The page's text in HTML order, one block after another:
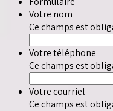
Votre nom
Ce champs est
Votre téléphone
Ce champs est
Votre courriel
Ce champs est